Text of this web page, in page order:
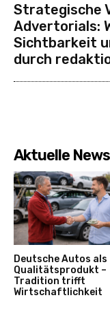
Strategische
Advertorials:
Sichtbarkeit
durch
Aktuelle News
Deutsche Autos als
Qualitätsprodukt –
Tradition trifft
Wirtschaftlichkeit